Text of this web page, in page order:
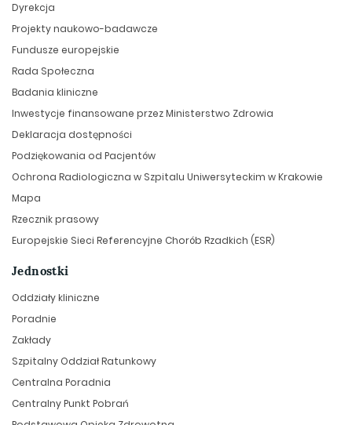
Dyrekcja
Projekty naukowo-badawcze
Fundusze europejskie
Rada Społeczna
Badania kliniczne
Inwestycje finansowane przez Ministerstwo Zdrowia
Deklaracja dostępności
Podziękowania od Pacjentów
Ochrona Radiologiczna w Szpitalu Uniwersyteckim w Krakowie
Mapa
Rzecznik prasowy
Europejskie Sieci Referencyjne Chorób Rzadkich (ESR)
Jednostki
Oddziały kliniczne
Poradnie
Zakłady
Szpitalny Oddział Ratunkowy
Centralna Poradnia
Centralny Punkt Pobrań